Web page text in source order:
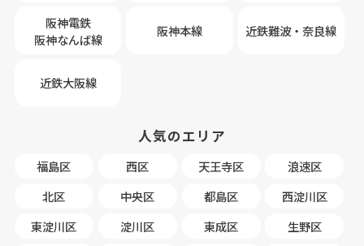
阪神電鉄
阪神なんば線
阪神本線 近鉄難波・奈良線
近鉄大阪線
人気のエリア
福島区 西区 天王寺区
浪速区
北区
中央区 都島区
西淀川区
東淀川区
淀川区 東成区
生野区